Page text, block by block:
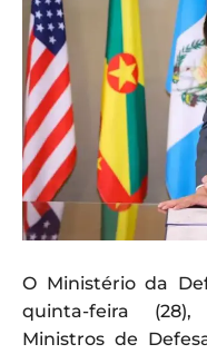
O Ministério da
quinta-feira
Ministros de